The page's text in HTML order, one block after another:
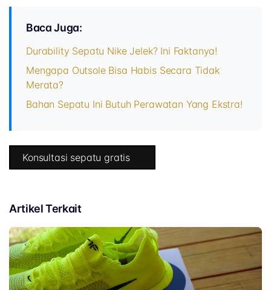
Baca Juga:
Durability Sepatu Nike Jelek? Ini Faktanya!
Mengapa Outsole Bisa Habis Secara Tidak
Merata?
Bahan Sepatu Ini Butuh Perawatan Yang Ekstra!
Konsultasi sepatu gratis
Artikel Terkait